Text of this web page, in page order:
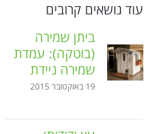
עוד נושאים קרובים
ביתן שמירה
(בוטקה): עמדת
שמירה ניידת
19 באוקטובר 2015